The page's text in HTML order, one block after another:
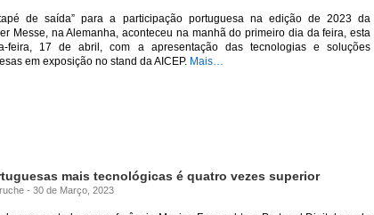
de saída” para a participação portuguesa na edição de 2023 da
Messe, na Alemanha, aconteceu na manhã do primeiro dia da feira, esta
feira, 17 de abril, com a apresentação das tecnologias e soluções
em exposição no stand da AICEP. Mais…
mais tecnológicas é quatro vezes superior
- 30 de Março, 2023